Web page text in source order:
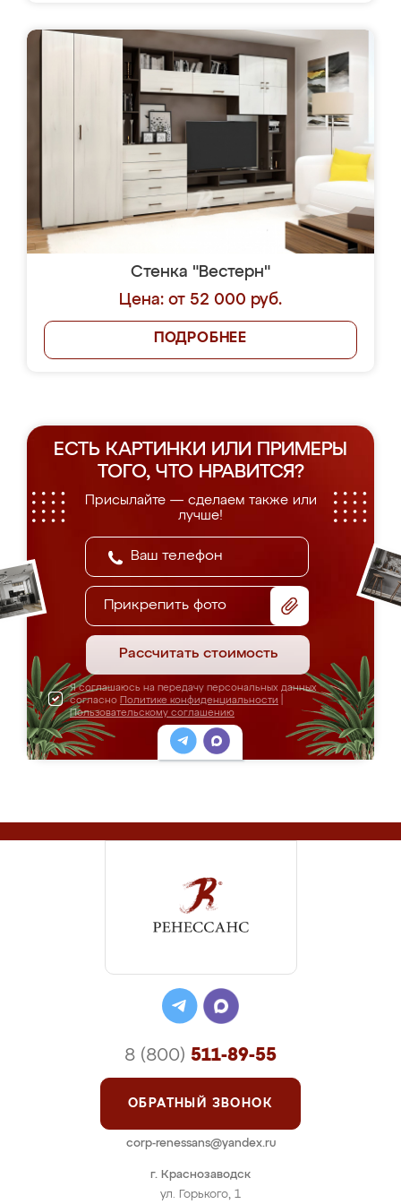
Стенка "Вестерн"
Цена: от 52 000 руб.
ПОДРОБНЕЕ
ЕСТЬ КАРТИНКИ ИЛИ ПРИМЕРЫ
ТОГО, ЧТО НРАВИТСЯ?
Присылайте — сделаем также или
лучше!
Прикрепить фото
Рассчитать стоимость
Я соглашаюсь на передачу персональных данных
согласно Политике конфиденциальности
Пользовательскому соглашению
г. Краснозаводск
ул. Горького, 1
8 (800) 511-89-55
ОБРАТНЫЙ ЗВОНОК
corp-renessans@yandex.ru